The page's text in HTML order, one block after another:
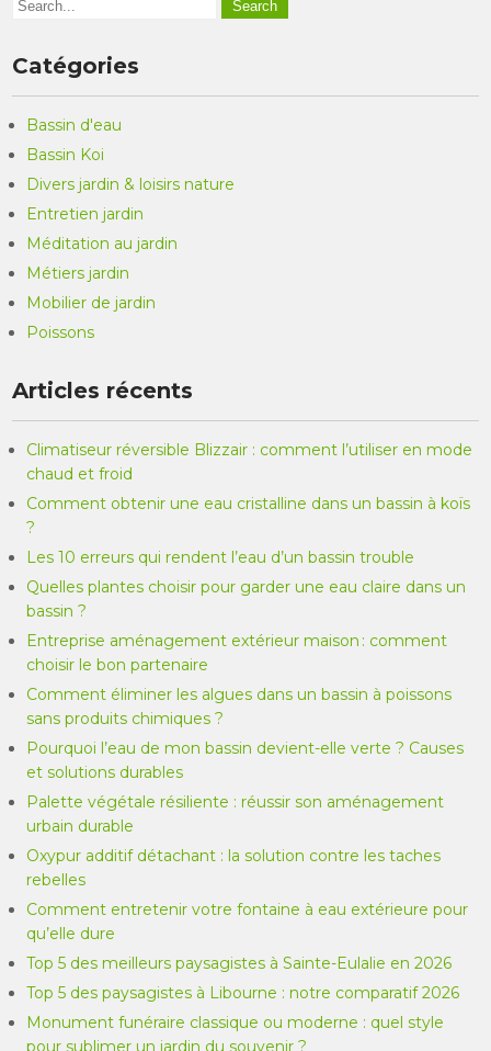
Catégories
Bassin d'eau
Bassin Koi
Divers jardin & loisirs nature
Entretien jardin
Méditation au jardin
Métiers jardin
Mobilier de jardin
Poissons
Articles récents
Climatiseur réversible Blizzair : comment l’utiliser en mode
chaud et froid
Comment obtenir une eau cristalline dans un bassin à koïs
?
Les 10 erreurs qui rendent l’eau d’un bassin trouble
Quelles plantes choisir pour garder une eau claire dans un
bassin ?
Entreprise aménagement extérieur maison : comment
choisir le bon partenaire
Comment éliminer les algues dans un bassin à poissons
sans produits chimiques ?
Pourquoi l’eau de mon bassin devient-elle verte ? Causes
et solutions durables
Palette végétale résiliente : réussir son aménagement
urbain durable
Oxypur additif détachant : la solution contre les taches
rebelles
Comment entretenir votre fontaine à eau extérieure pour
qu’elle dure
Top 5 des meilleurs paysagistes à Sainte-Eulalie en 2026
Top 5 des paysagistes à Libourne : notre comparatif 2026
Monument funéraire classique ou moderne : quel style
pour sublimer un jardin du souvenir ?